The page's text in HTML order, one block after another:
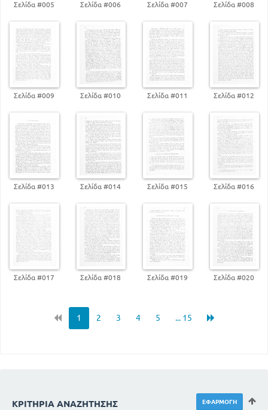
Σελίδα #005 Σελίδα #006 Σελίδα #007 Σελίδα #008
Σελίδα #009 Σελίδα #010 Σελίδα #011 Σελίδα #012
Σελίδα #013 Σελίδα #014 Σελίδα #015 Σελίδα #016
Σελίδα #017 Σελίδα #018 Σελίδα #019 Σελίδα #020
1 2 3 4 5 ... 15
ΚΡΙΤΉΡΙΑ ΑΝΑΖΉΤΗΣΗΣ